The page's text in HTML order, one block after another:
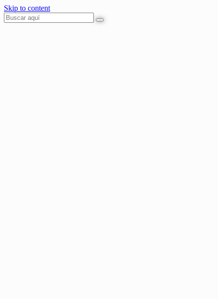
Skip to content